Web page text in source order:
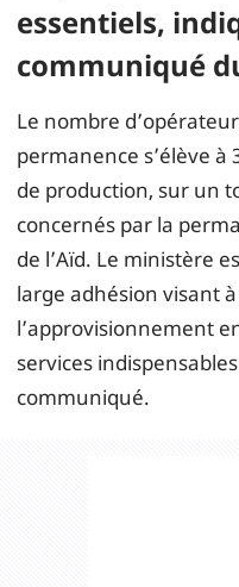
essentiels,
communiqué
Le nombre
permanence s’élève
de production, sur un
concernés par la
de l’Aïd. Le ministère
large adhésion visant
l’approvisionnement
services
communiqué.